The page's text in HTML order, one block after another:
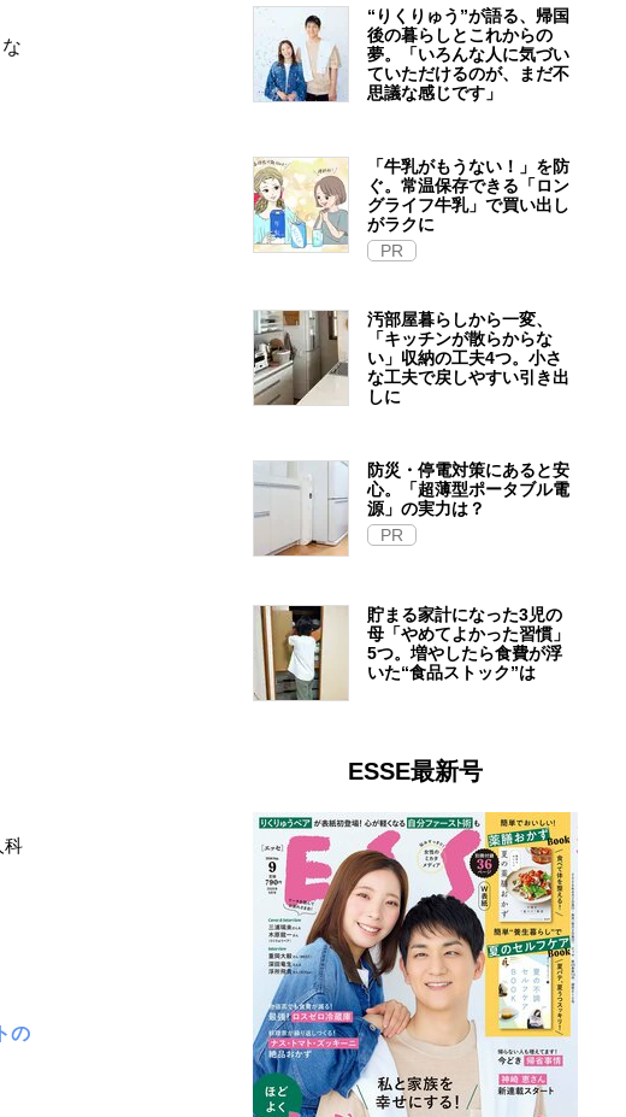
科
の
“りくりゅう”が語る、帰国
後の暮らしとこれからの
夢。「いろんな人に気づい
ていただけるのが、まだ不
思議な感じです」
「牛乳がもうない！」を防
ぐ。常温保存できる「ロン
グライフ牛乳」で買い出し
がラクに
PR
汚部屋暮らしから一変、
「キッチンが散らからな
い」収納の工夫4つ。小さ
な工夫で戻しやすい引き出
しに
防災・停電対策にあると安
心。「超薄型ポータブル電
源」の実力は？​
PR
貯まる家計になった3児の
母「やめてよかった習慣」
5つ。増やしたら食費が浮
いた“食品ストック”は
ESSE最新号